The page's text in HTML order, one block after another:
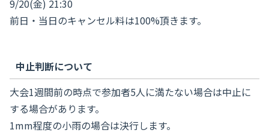
9/20(金) 21:30
前日・当日のキャンセル料は100%頂きます。
中止判断について
大会1週間前の時点で参加者5人に満たない場合は中止に
する場合があります。
1mm程度の小雨の場合は決行します。